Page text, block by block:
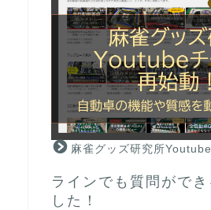
麻雀グッズ研究所
ラインでも質問がで
した！